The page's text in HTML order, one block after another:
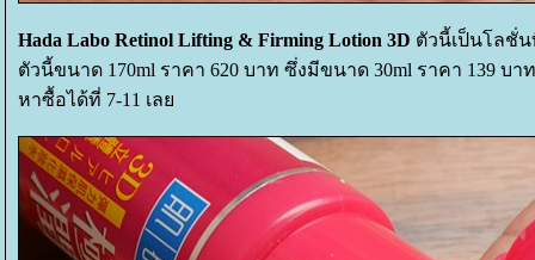
Hada Labo Retinol Lifting & Firming Lotion 3D ตัวนี้เป็นโลชั่
ตัวนี้ขนาด 170ml ราคา 620 บาท ซึ่งมีขนาด 30ml ราคา 139 บ
หาซื้อได้ที่ 7-11 เล